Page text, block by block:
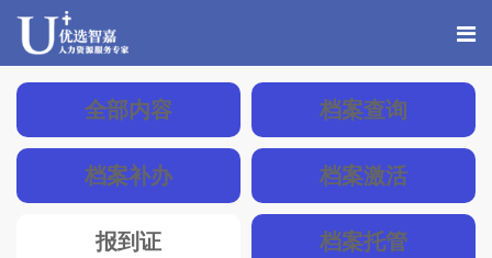
全部内容 档案查询
档案补办 档案激活
报到证 档案托管